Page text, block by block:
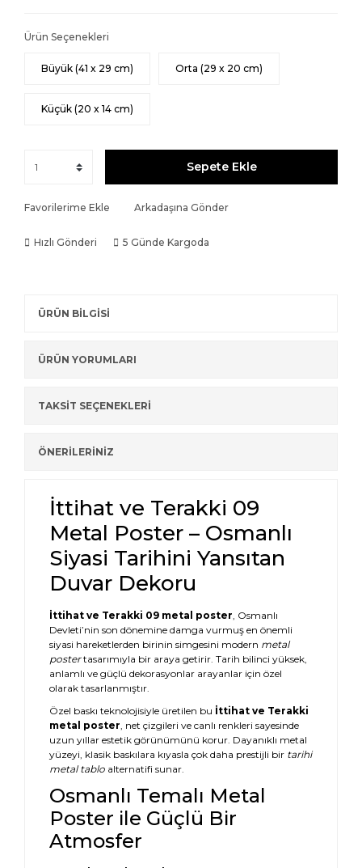
Ürün Seçenekleri
Büyük (41 x 29 cm) Orta (29 x 20 cm)
Küçük (20 x 14 cm)
Sepete Ekle
Favorilerime Ekle Arkadaşına Gönder
Hızlı Gönderi 5 Günde Kargoda
ÜRÜN BİLGİSİ
ÜRÜN YORUMLARI
TAKSİT SEÇENEKLERİ
ÖNERİLERİNİZ
İttihat ve Terakki 09
Metal Poster – Osmanlı
Siyasi Tarihini Yansıtan
Duvar Dekoru
İttihat ve Terakki 09 metal poster, Osmanlı
Devleti’nin son dönemine damga vurmuş en önemli
siyasi hareketlerden birinin simgesini modern metal
postertasarımıyla bir araya getirir. Tarih bilinci yüksek,
anlamlı ve güçlü dekorasyonlar arayanlar için özel
olarak tasarlanmıştır.
Özel baskı teknolojisiyle üretilen bu İttihat ve Terakki
metal poster, net çizgileri ve canlı renkleri sayesinde
uzun yıllar estetik görünümünü korur. Dayanıklı metal
yüzeyi, klasik baskılara kıyasla çok daha prestijli bir tarihi
metal tablo alternatifi sunar.
Osmanlı Temalı Metal
Poster ile Güçlü Bir
Atmosfer